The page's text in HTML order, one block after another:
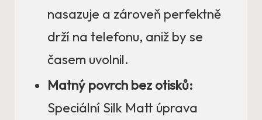
nasazuje a zároveň perfektně
drží na telefonu, aniž by se
časem uvolnil.
Matný povrch bez otisků:
Speciální Silk Matt úprava